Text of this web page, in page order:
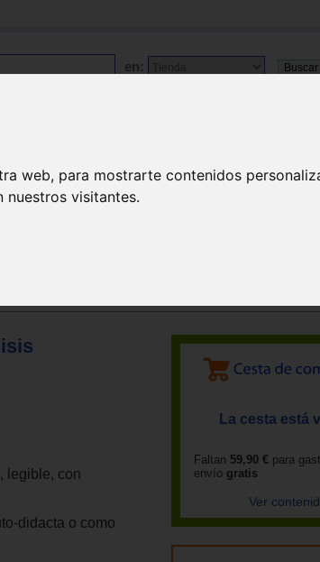
web, para mostrarte contenidos
nuestros visitantes.
en:
legible, con
didacta o como
La cesta está
Faltan 59,90 € para
envío gratis
Ver